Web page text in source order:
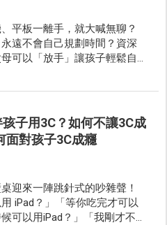
平板一離手，就大喊無聊？
遠不會自己規劃時間？資深
可以「放手」讓孩子輕鬆自
子用3C？如何不讓3C成
面對孩子3C成癮
迎來一陣跳針式的吵雜聲！
iPad？」「等你吃完才可以
可以用iPad？」「我剛才不是